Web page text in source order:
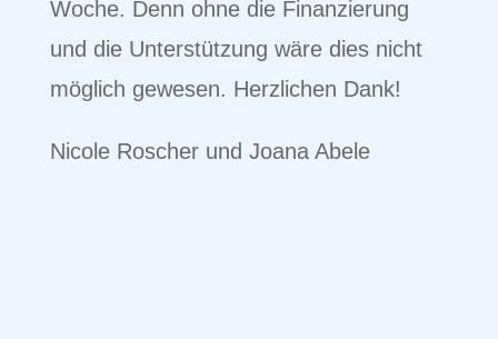
Woche. Denn ohne die Finanzierung
und die Unterstützung wäre dies nicht
möglich gewesen. Herzlichen Dank!
Nicole Roscher und Joana Abele